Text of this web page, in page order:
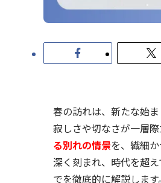
春の訪れは、新たな始
寂しさや切なさが一層
る別れの情景を、繊細
深く刻まれ、時代を超
でを徹底的に解説します。